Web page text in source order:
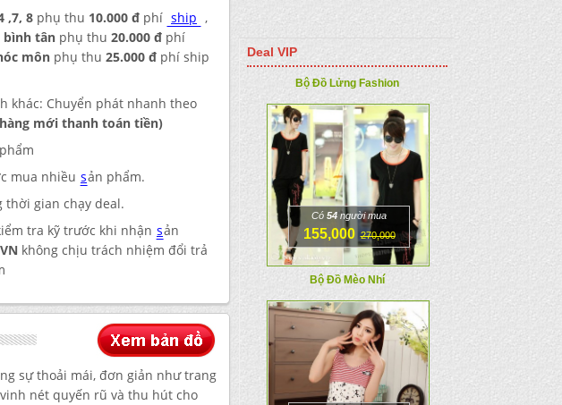
,7, 8 phụ thu 10.000 đ phí ship ,
tân phụ thu 20.000 đ phí
môn phụ thu 25.000 đ phí ship
khác: Chuyển phát nhanh theo
mới thanh toán tiền)
mua nhiều sản phẩm.
thời gian chạy deal.
tra kỹ trước khi nhận sản
không chịu trách nhiệm đổi trả
sự thoải mái, đơn giản như trang
nét quyến rũ và thu hút cho
Deal VIP
Có 54 người mua
155,000 270,000
Bộ Đồ Lửng Fashion
Bộ Đồ Mèo Nhí